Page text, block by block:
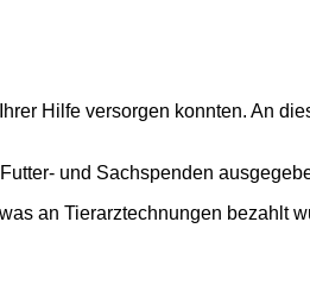
Hilfe versorgen konnten. An
und Sachspenden
an Tierarztechnungen bezahlt